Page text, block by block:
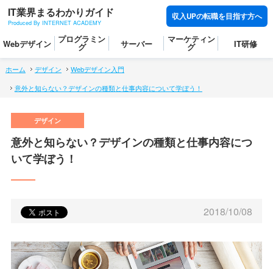
IT業界まるわかりガイド
Produced By INTERNET ACADEMY
収入UPの転職を目指す方へ
Webデザイン プログラミン
グ サーバー マーケティン
グ IT研修
ホーム デザイン
Webデザイン入門
意外と知らない？デザインの種類と仕事内容について学ぼう！
意外と知らない？デザインの種類と仕事内容につ
いて学ぼう！
2018/10/08